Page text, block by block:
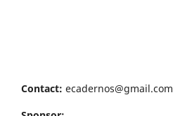
Contact: ecadernos@gmail.com